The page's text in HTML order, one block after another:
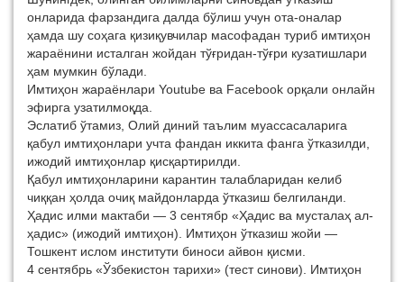
онларида фарзандига далда бўлиш учун ота-оналар
ҳамда шу соҳага қизиқувчилар масофадан туриб имтиҳон
жараёнини исталган жойдан тўғридан-тўғри кузатишлари
ҳам мумкин бўлади.
Имтиҳон жараёнлари Youtube ва Facebook орқали онлайн
эфирга узатилмоқда.
Эслатиб ўтамиз, Олий диний таълим муассасаларига
қабул имтиҳонлари учта фандан иккита фанга ўтказилди,
ижодий имтиҳонлар қисқартирилди.
Қабул имтиҳонларини карантин талабларидан келиб
чиққан ҳолда очиқ майдонларда ўтказиш белгиланди.
Ҳадис илми мактаби — 3 сентябр «Ҳадис ва мусталаҳ ал-
ҳадис» (ижодий имтиҳон). Имтиҳон ўтказиш жойи —
Тошкент ислом институти биноси айвон қисми.
4 сентябрь «Ўзбекистон тарихи» (тест синови). Имтиҳон